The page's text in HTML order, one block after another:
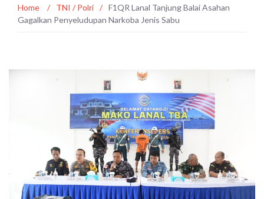
Home / TNI / Polri / F1QR Lanal Tanjung Balai Asahan
Gagalkan Penyeludupan Narkoba Jenis Sabu